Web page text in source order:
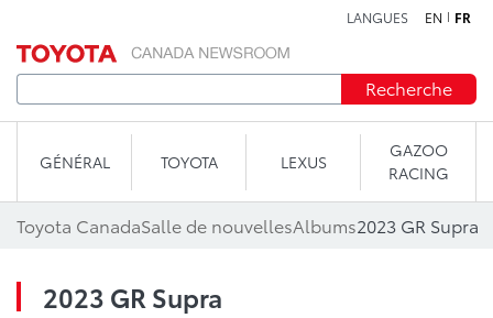
LANGUES EN FR
Recherche
GÉNÉRAL TOYOTA LEXUS
GAZOO
RACING
Toyota CanadaSalle de nouvellesAlbums2023 GR Supra
2023 GR Supra